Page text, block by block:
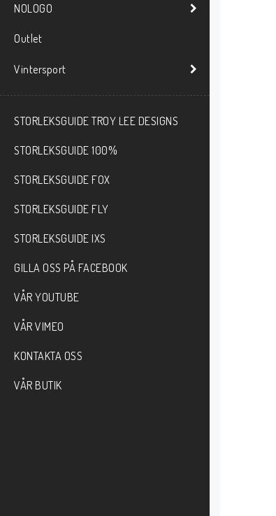
NOLOGO
Outlet
Vintersport
STORLEKSGUIDE TROY LEE DESIGNS
STORLEKSGUIDE 100%
STORLEKSGUIDE FOX
STORLEKSGUIDE FLY
STORLEKSGUIDE IXS
GILLA OSS PÅ FACEBOOK
VÅR YOUTUBE
VÅR VIMEO
KONTAKTA OSS
VÅR BUTIK